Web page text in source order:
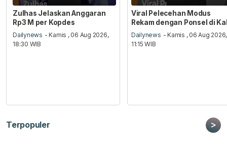
Zulhas Jelaskan Anggaran
Rp3 M per Kopdes
Dailynews - Kamis , 06 Aug 2026,
18:30 WIB
Viral Pelecehan Modus
Rekam dengan Ponsel di
Dailynews - Kamis , 06 Aug 2026,
11:15 WIB
Terpopuler >